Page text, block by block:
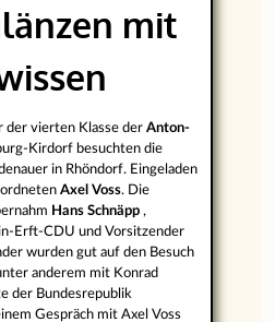
mit
der vierten Klasse der Anton-
Kirdorf besuchten die
in Rhöndorf. Eingeladen
Axel Voss. Die
Hans Schnäpp ,
Erft-CDU und Vorsitzender
wurden gut auf den Besuch
anderem mit Konrad
der Bundesrepublik
Gespräch mit Axel Voss